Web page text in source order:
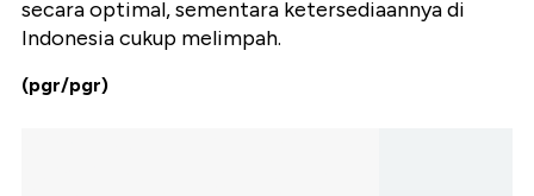
secara optimal, sementara ketersediaannya di
Indonesia cukup melimpah.
(pgr/pgr)